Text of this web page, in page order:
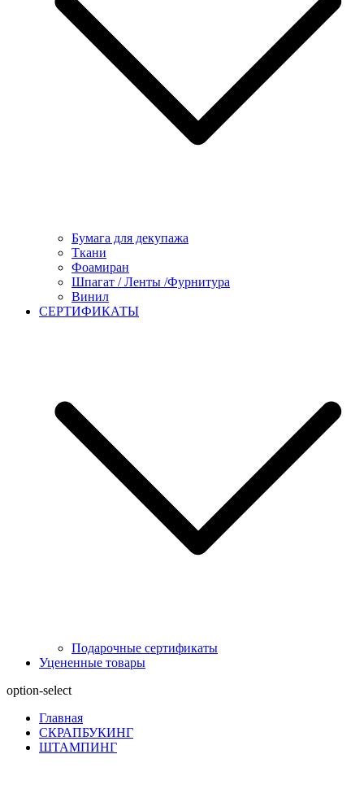
Бумага для декупажа
Ткани
Фоамиран
Шпагат / Ленты /Фурнитура
Винил
СЕРТИФИКАТЫ
Подарочные сертификаты
Уцененные товары
option-select
Главная
СКРАПБУКИНГ
ШТАМПИНГ